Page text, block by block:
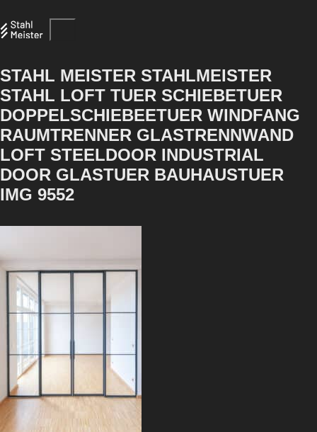
STAHL MEISTER STAHLMEISTER
STAHL LOFT TUER SCHIEBETUER
DOPPELSCHIEBEETUER WINDFANG
RAUMTRENNER GLASTRENNWAND
LOFT STEELDOOR INDUSTRIAL
DOOR GLASTUER BAUHAUSTUER
IMG 9552